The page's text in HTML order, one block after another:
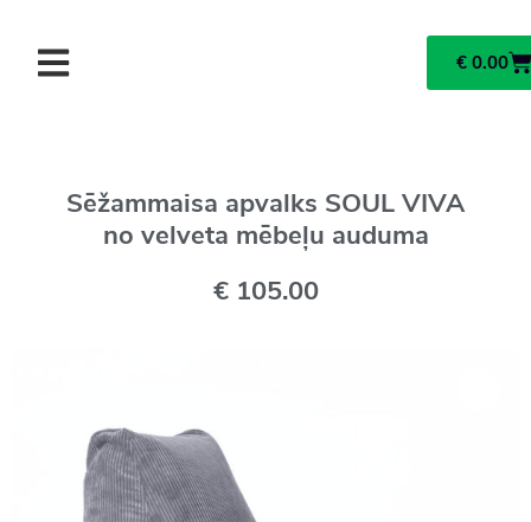
€ 0.00
Sēžammaisa apvalks SOUL VIVA
no velveta mēbeļu auduma
€105.00